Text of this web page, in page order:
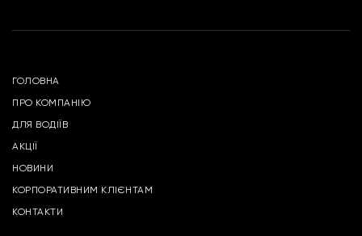
ГОЛОВНА
ПРО КОМПАНІЮ
ДЛЯ ВОДІЇВ
АКЦІЇ
НОВИНИ
КОРПОРАТИВНИМ КЛІЄНТАМ
КОНТАКТИ